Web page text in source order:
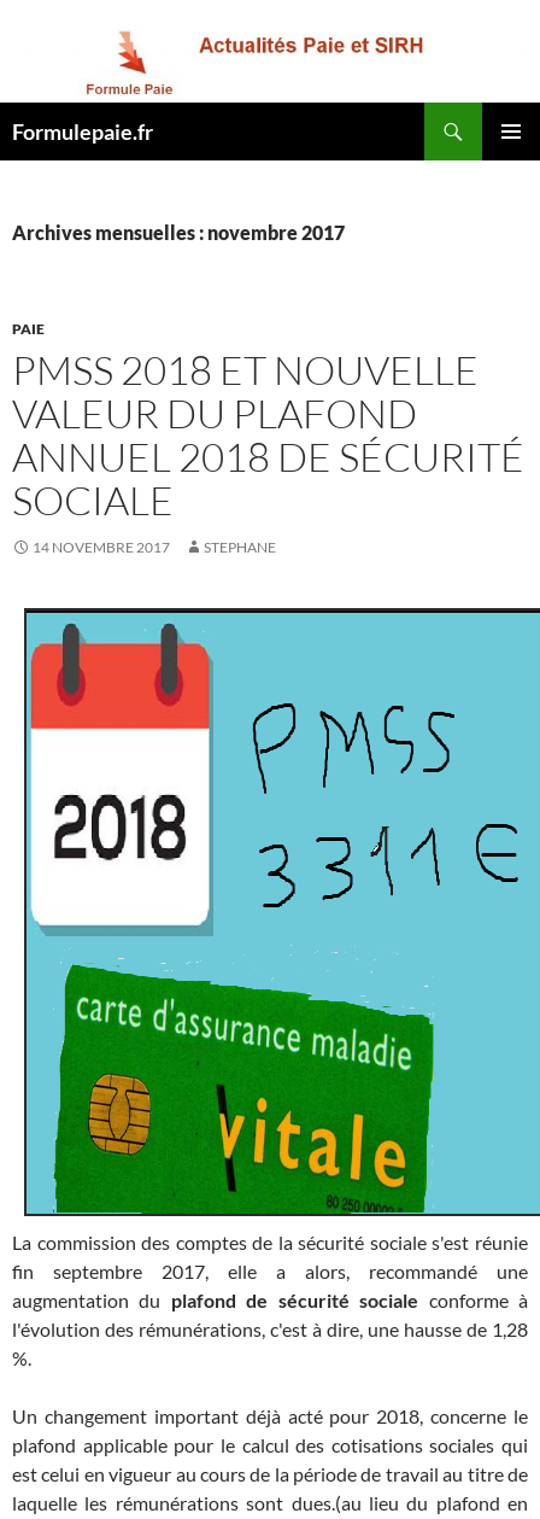
Formulepaie.fr
Archives mensuelles : novembre 2017
PAIE
PMSS 2018 ET NOUVELLE
VALEUR DU PLAFOND
ANNUEL 2018 DE SÉCURITÉ
SOCIALE
14 NOVEMBRE 2017 STEPHANE
La commission des comptes de la sécurité sociale s'est réunie
fin septembre 2017, elle a alors, recommandé une
augmentation du plafond de sécurité sociale conforme à
l'évolution des rémunérations, c'est à dire, une hausse de 1,28
%.
Un changement important déjà acté pour 2018, concerne le
plafond applicable pour le calcul des cotisations sociales qui
est celui en vigueur au cours de la période de travail au titre de
laquelle les rémunérations sont dues.(au lieu du plafond en